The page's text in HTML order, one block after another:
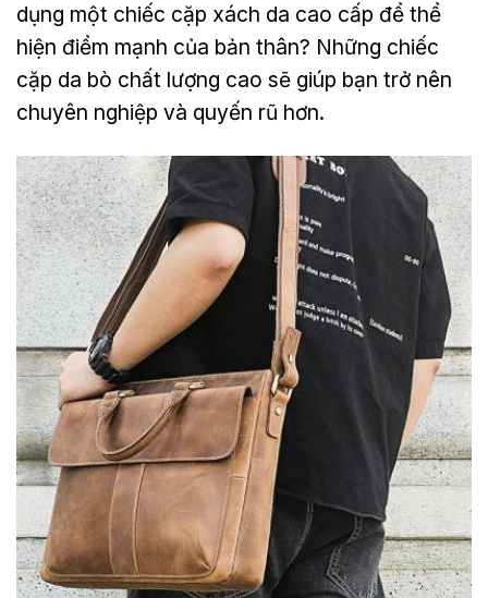
dụng một chiếc cặp xách da cao cấp để thể
hiện điểm mạnh của bản thân? Những chiếc
cặp da bò chất lượng cao sẽ giúp bạn trở nên
chuyên nghiệp và quyến rũ hơn.